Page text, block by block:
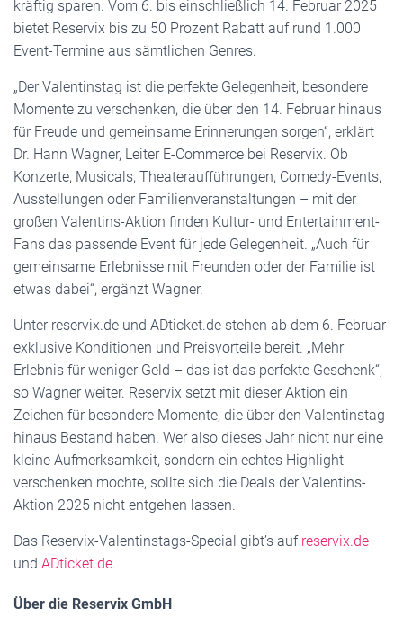
kräftig sparen. Vom 6. bis einschließlich 14. Februar 2025
bietet Reservix bis zu 50 Prozent Rabatt auf rund 1.000
Event-Termine aus sämtlichen Genres.
„Der Valentinstag ist die perfekte Gelegenheit, besondere
Momente zu verschenken, die über den 14. Februar hinaus
für Freude und gemeinsame Erinnerungen sorgen“, erklärt
Dr. Hann Wagner, Leiter E-Commerce bei Reservix. Ob
Konzerte, Musicals, Theateraufführungen, Comedy-Events,
Ausstellungen oder Familienveranstaltungen – mit der
großen Valentins-Aktion finden Kultur- und Entertainment-
Fans das passende Event für jede Gelegenheit. „Auch für
gemeinsame Erlebnisse mit Freunden oder der Familie ist
etwas dabei“, ergänzt Wagner.
Unter reservix.de und ADticket.de stehen ab dem 6. Februar
exklusive Konditionen und Preisvorteile bereit. „Mehr
Erlebnis für weniger Geld – das ist das perfekte Geschenk“,
so Wagner weiter. Reservix setzt mit dieser Aktion ein
Zeichen für besondere Momente, die über den Valentinstag
hinaus Bestand haben. Wer also dieses Jahr nicht nur eine
kleine Aufmerksamkeit, sondern ein echtes Highlight
verschenken möchte, sollte sich die Deals der Valentins-
Aktion 2025 nicht entgehen lassen.
Das Reservix-Valentinstags-Special gibt’s auf reservix.de
und ADticket.de.
Über die Reservix GmbH